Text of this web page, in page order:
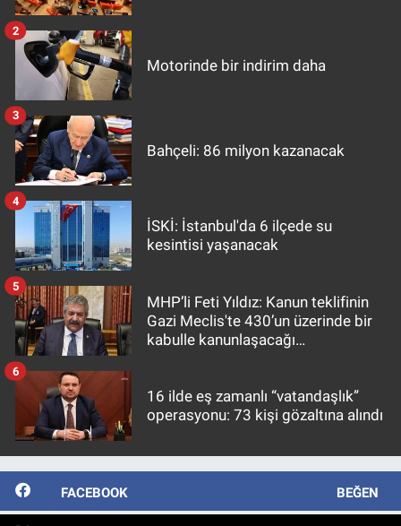
Motorinde bir indirim daha
2
Bahçeli: 86 milyon kazanacak
3
İSKİ: İstanbul'da 6 ilçede su
kesintisi yaşanacak
4
MHP’li Feti Yıldız: Kanun teklifinin
Gazi Meclis'te 430’un üzerinde bir
kabulle kanunlaşacağı
5
16 ilde eş zamanlı “vatandaşlık”
operasyonu: 73 kişi gözaltına alındı
6
FACEBOOK BEĞEN